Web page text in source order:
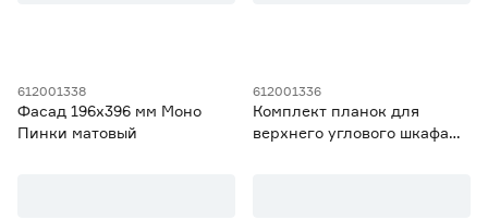
612001338
Фасад 196х396 мм Моно
Пинки матовый
612001336
Комплект планок для
верхнего углового шкафа